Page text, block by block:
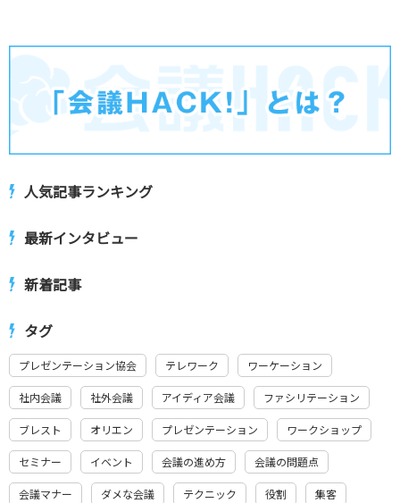
人気記事ランキング
最新インタビュー
新着記事
タグ
プレゼンテーション協会 テレワーク ワーケーション
社内会議 社外会議 アイディア会議 ファシリテーション
ブレスト オリエン プレゼンテーション ワークショップ
セミナー イベント 会議の進め方 会議の問題点
会議マナー ダメな会議 テクニック 役割 集客